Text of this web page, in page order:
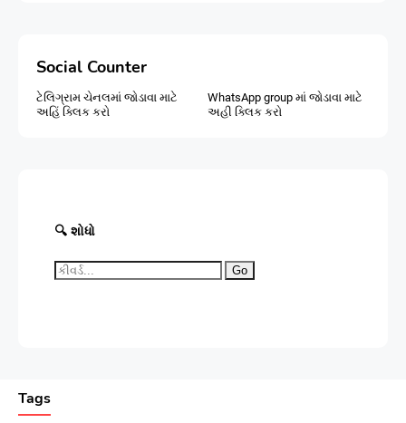
Social Counter
ટેલિગ્રામ ચેનલમાં જોડાવા માટે
અહિં ક્લિક કરો
WhatsApp group માં જોડાવા માટે
અહી ક્લિક કરો
🔍 શોધો
Go
Tags